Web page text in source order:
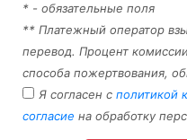
* - обязательные поля
** Платежный оператор
перевод. Процент
способа пожертвования,
Я согласен с политикой
согласие на обработку